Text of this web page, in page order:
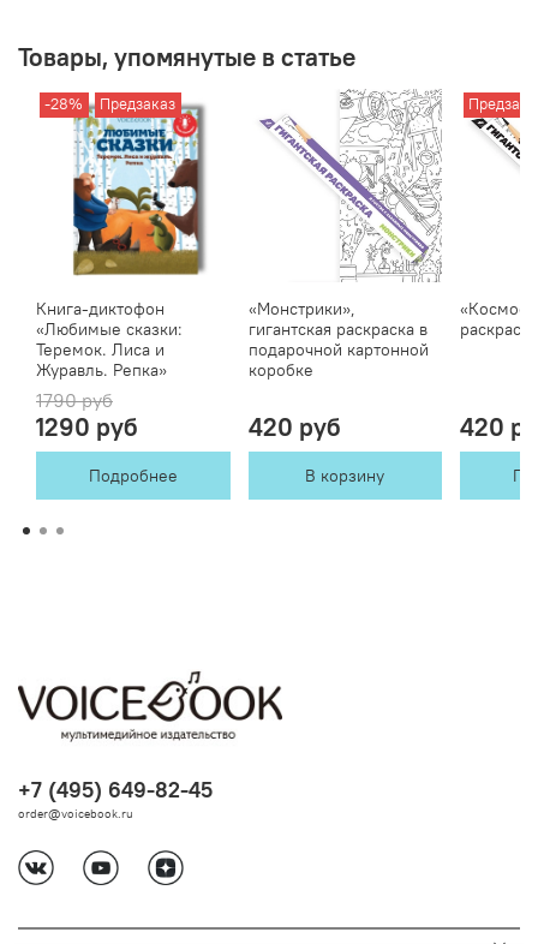
Товары, упомянутые в статье
-28% Предзаказ
Книга-диктофон
«Любимые сказки:
Теремок. Лиса и
Журавль. Репка»
1790 руб
1290 руб
Подробнее
«Монстрики»,
гигантская раскраска в
подарочной картонной
коробке
420 руб
В корзину
420
+7 (495) 649-82-45
order@voicebook.ru